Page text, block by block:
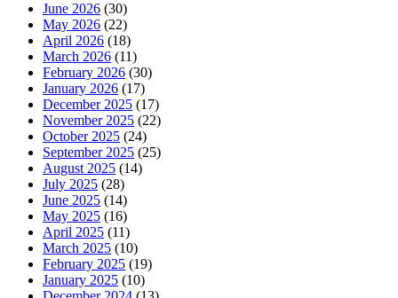
June 2026 (30)
May 2026 (22)
April 2026 (18)
March 2026 (11)
February 2026 (30)
January 2026 (17)
December 2025 (17)
November 2025 (22)
October 2025 (24)
September 2025 (25)
August 2025 (14)
July 2025 (28)
June 2025 (14)
May 2025 (16)
April 2025 (11)
March 2025 (10)
February 2025 (19)
January 2025 (10)